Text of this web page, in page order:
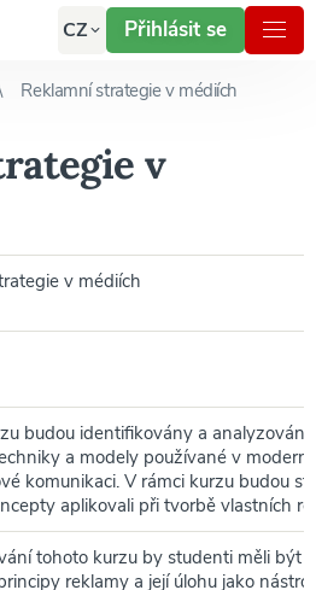
CZ Přihlásit se
Reklamní strategie v médiích
v
v médiích
budou identifikovány a
a modely používané v
komunikaci. V rámci kurzu budou
aplikovali při tvorbě vlastních
tohoto kurzu by studenti měli být
reklamy a její úlohu jako